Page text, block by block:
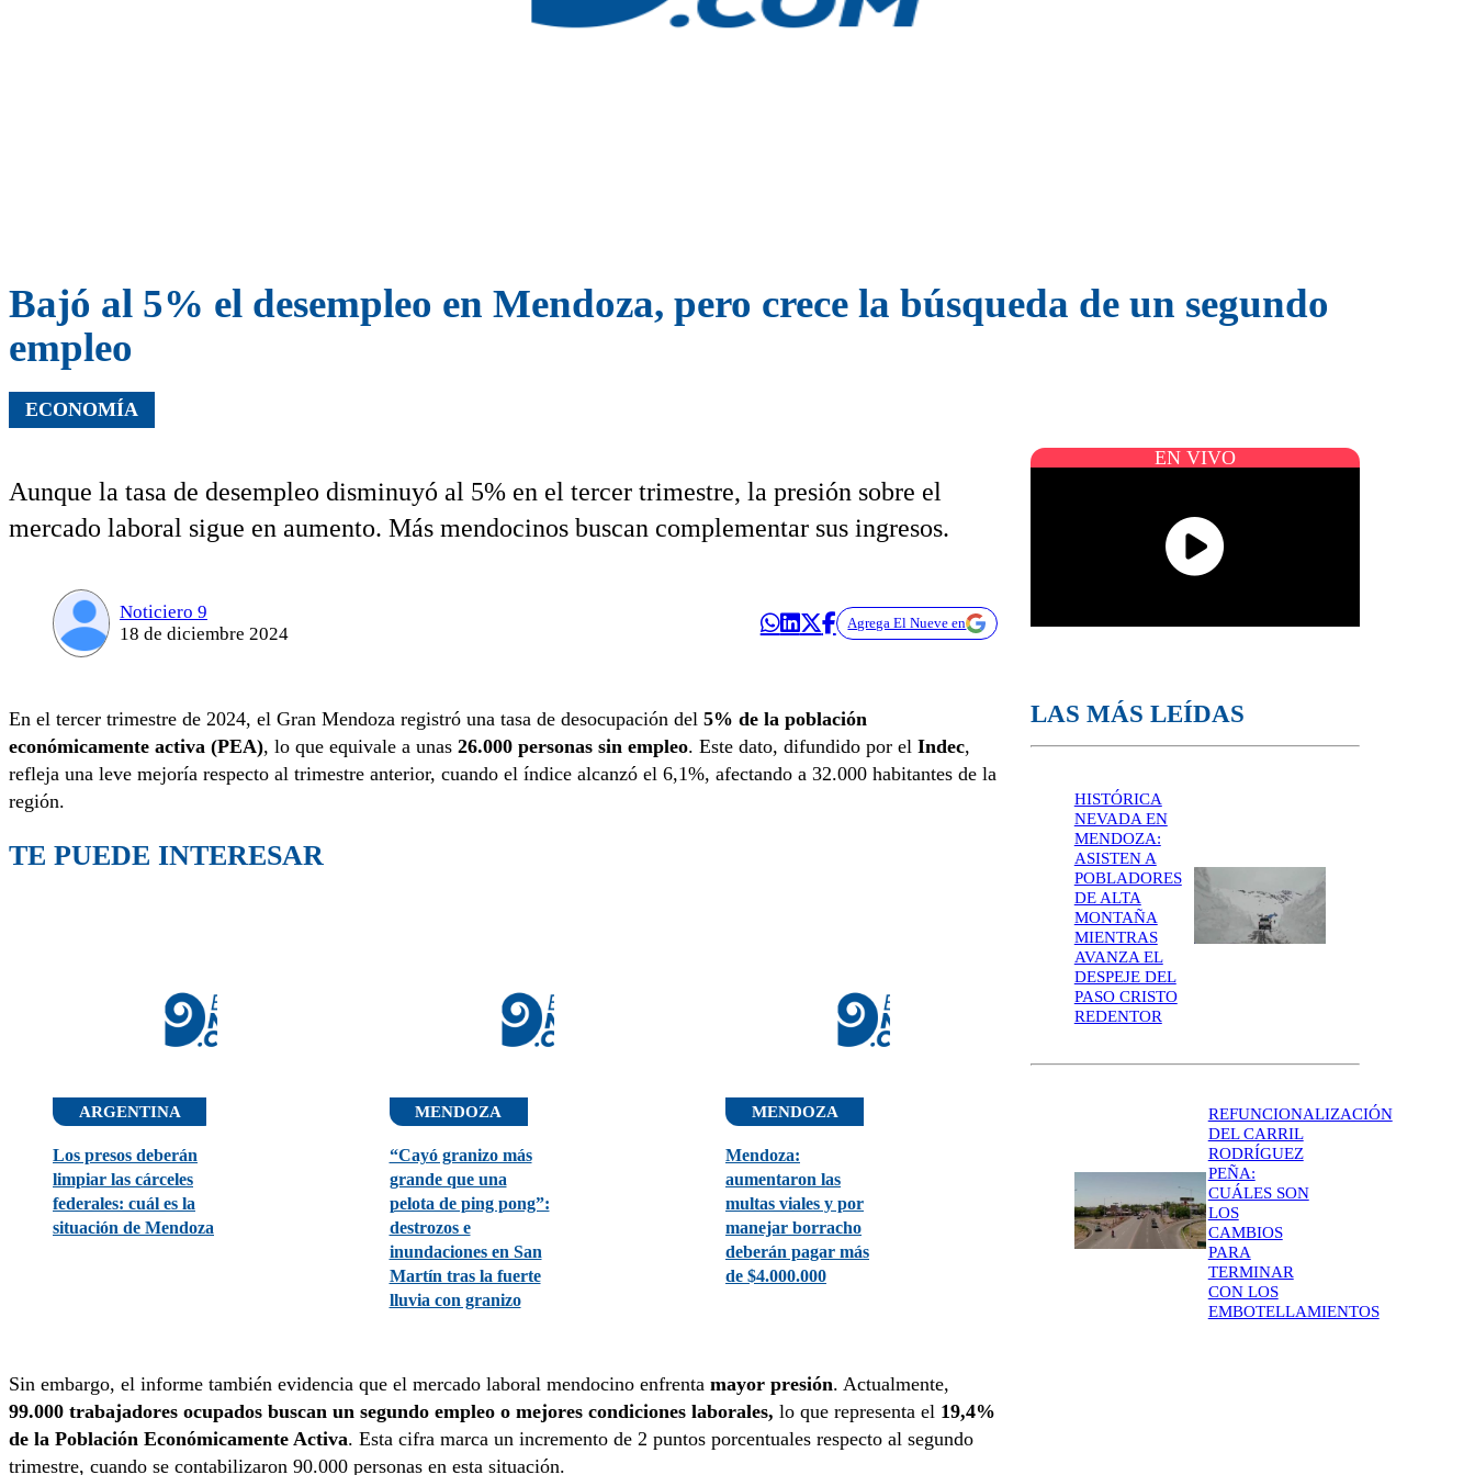
Bajó al 5% el desempleo en Mendoza, pero crece la búsqueda de un segundo
empleo
ECONOMÍA
Aunque la tasa de desempleo disminuyó al 5% en el tercer trimestre, la presión sobre el
mercado laboral sigue en aumento. Más mendocinos buscan complementar sus ingresos.
Noticiero 9
18 de diciembre 2024
Agrega El Nueve en
En el tercer trimestre de 2024, el Gran Mendoza registró una tasa de desocupación del 5% de la población
económicamente activa (PEA), lo que equivale a unas 26.000 personas sin empleo. Este dato, difundido por el Indec,
refleja una leve mejoría respecto al trimestre anterior, cuando el índice alcanzó el 6,1%, afectando a 32.000 habitantes de la
región.
TE PUEDE INTERESAR
ARGENTINA
Los presos deberán
limpiar las cárceles
federales: cuál es la
situación de Mendoza
MENDOZA
“Cayó granizo más
grande que una
pelota de ping pong”:
destrozos e
inundaciones en San
Martín tras la fuerte
lluvia con granizo
MENDOZA
Mendoza:
aumentaron las
multas viales y por
manejar borracho
deberán pagar más
de $4.000.000
Sin embargo, el informe también evidencia que el mercado laboral mendocino enfrenta mayor presión. Actualmente,
99.000 trabajadores ocupados buscan un segundo empleo o mejores condiciones laborales, lo que representa el 19,4%
de la Población Económicamente Activa. Esta cifra marca un incremento de 2 puntos porcentuales respecto al segundo
trimestre, cuando se contabilizaron 90.000 personas en esta situación.
EN VIVO
LAS MÁS LEÍDAS
HISTÓRICA
NEVADA EN
MENDOZA:
ASISTEN A
POBLADORES
DE ALTA
MONTAÑA
MIENTRAS
AVANZA EL
DESPEJE DEL
PASO CRISTO
REDENTOR
REFUNCIONALIZACIÓN
DEL CARRIL
RODRÍGUEZ
PEÑA:
CUÁLES SON
LOS
CAMBIOS
PARA
TERMINAR
CON LOS
EMBOTELLAMIENTOS